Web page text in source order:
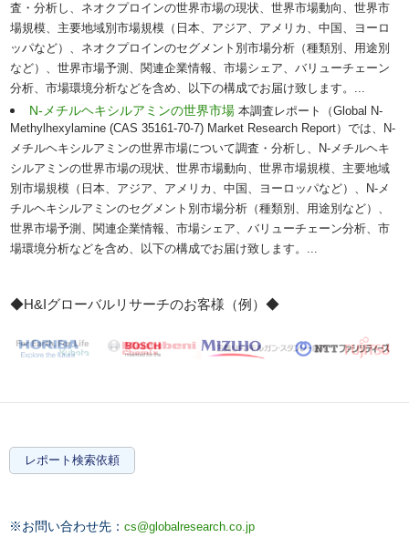
査・分析し、ネオクプロインの世界市場の現状、世界市場動向、世界市
場規模、主要地域別市場規模（日本、アジア、アメリカ、中国、ヨーロ
ッパなど）、ネオクプロインのセグメント別市場分析（種類別、用途別
など）、世界市場予測、関連企業情報、市場シェア、バリューチェーン
分析、市場環境分析などを含め、以下の構成でお届け致します。...
N-メチルヘキシルアミンの世界市場本調査レポート（Global N-
Methylhexylamine (CAS 35161-70-7) Market Research Report）では、N-
メチルヘキシルアミンの世界市場について調査・分析し、N-メチルヘキ
シルアミンの世界市場の現状、世界市場動向、世界市場規模、主要地域
別市場規模（日本、アジア、アメリカ、中国、ヨーロッパなど）、N-メ
チルヘキシルアミンのセグメント別市場分析（種類別、用途別など）、
世界市場予測、関連企業情報、市場シェア、バリューチェーン分析、市
場環境分析などを含め、以下の構成でお届け致します。...
◆H&Iグローバルリサーチのお客様（例）◆
レポート検索依頼
※お問い合わせ先： cs@globalresearch.co.jp